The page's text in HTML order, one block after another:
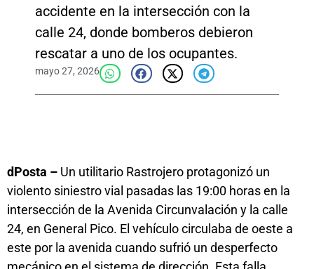
accidente en la intersección con la
calle 24, donde bomberos debieron
rescatar a uno de los ocupantes.
mayo 27, 2026
dPosta – Un utilitario Rastrojero protagonizó un
violento siniestro vial pasadas las 19:00 horas en la
intersección de la Avenida Circunvalación y la calle
24, en General Pico. El vehículo circulaba de oeste a
este por la avenida cuando sufrió un desperfecto